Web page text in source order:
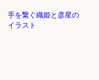
手を繋ぐ織姫と彦星の
イラスト